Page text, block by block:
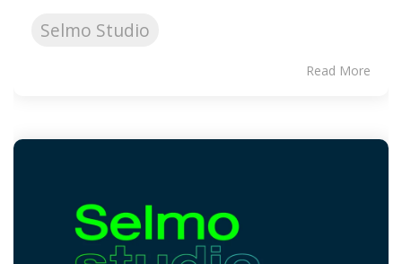
Selmo Studio
Read More